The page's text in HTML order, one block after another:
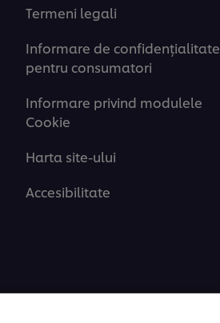
Termeni legali
Informare de confidenţialitate
pentru consumatori
Informare privind modulele
Cookie
Harta site-ului
Accesibilitate